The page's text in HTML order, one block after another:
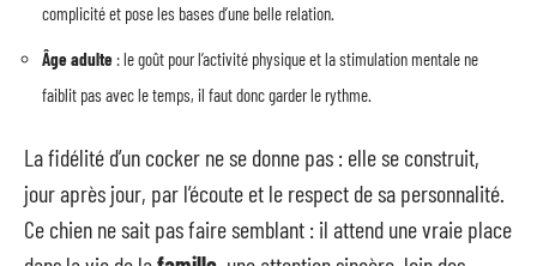
complicité et pose les bases d’une belle relation.
Âge adulte : le goût pour l’activité physique et la stimulation mentale ne
faiblit pas avec le temps, il faut donc garder le rythme.
La fidélité d’un cocker ne se donne pas : elle se construit,
jour après jour, par l’écoute et le respect de sa personnalité.
Ce chien ne sait pas faire semblant : il attend une vraie place